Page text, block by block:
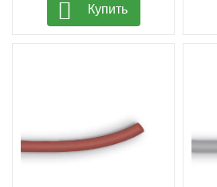
Купить